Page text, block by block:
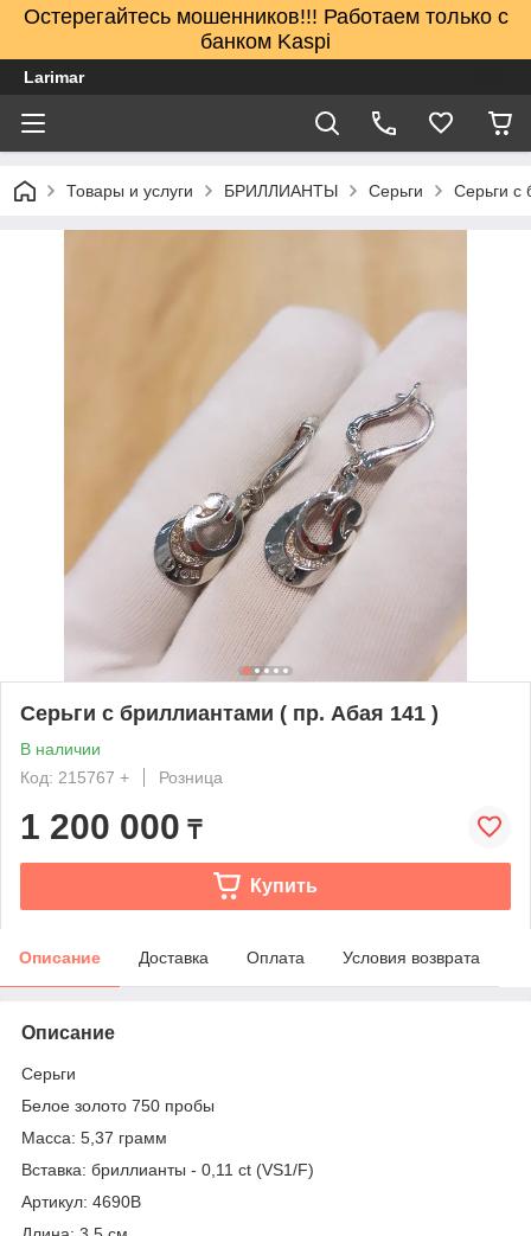
Остерегайтесь мошенников!!! Работаем только с
банком Kaspi
Larimar
Товары и услуги БРИЛЛИАНТЫ Серьги Серьги с
Серьги с бриллиантами ( пр. Абая 141 )
В наличии
Код: 215767 +
Розница
1 200 000 ₸
Купить
Описание Доставка Оплата Условия возврата
Описание
Серьги
Белое золото 750 пробы
Масса: 5,37 грамм
Вставка: бриллианты - 0,11 ct (VS1/F)
Артикул: 4690В